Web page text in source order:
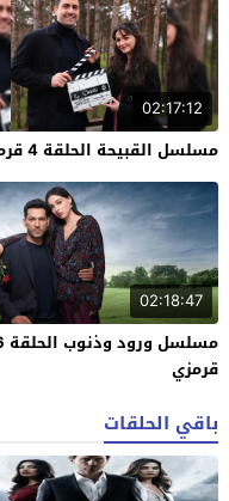
02:17:12
مسلسل القبيحة الحلقة 4 قرمزي
02:18:47
قرمزي
باقي الحلقات